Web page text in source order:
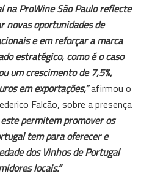
na ProWine São Paulo reflecte
novas oportunidades de
e em reforçar a marca
estratégico, como é o caso
um crescimento de 7,5%,
em exportações,”afirmou o
Falcão, sobre a presença
permitem promover os
tem para oferecer e
dos Vinhos de Portugal
locais.”